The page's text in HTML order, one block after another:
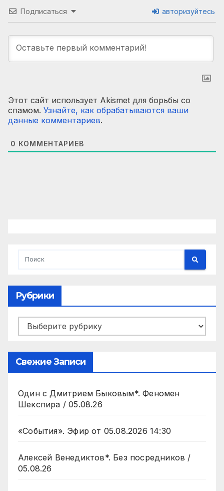
Подписаться авторизуйтесь
Этот сайт использует Akismet для борьбы со
спамом. Узнайте, как обрабатываются ваши
данные комментариев.
0 КОММЕНТАРИЕВ
Рубрики
Рубрики
Свежие Записи
Один с Дмитрием Быковым*. Феномен
Шекспира / 05.08.26
«События». Эфир от 05.08.2026 14:30
Алексей Венедиктов*. Без посредников /
05.08.26